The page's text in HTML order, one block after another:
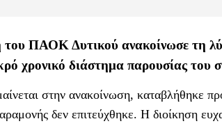
του ΠΑΟΚ Δυτικού ανακοίνωσε τη
χρονικό διάστημα παρουσίας του
στην ανακοίνωση, καταβλήθηκε
δεν επιτεύχθηκε. Η διοίκηση